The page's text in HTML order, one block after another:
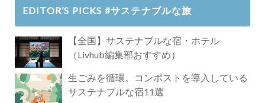
EDITOR’S PICKS #サステナブルな旅
【全国】サステナブルな宿・ホテル
（Livhub編集部おすすめ）
生ごみを循環。コンポストを導入している
サステナブルな宿11選